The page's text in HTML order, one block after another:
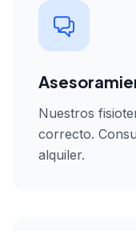
Nuestros
correcto.
alquiler.